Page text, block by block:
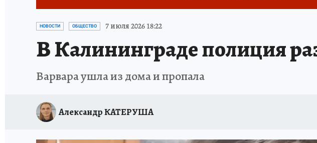
ИСПЫТАНО НА СЕБЕ
НОВОСТИ ОБЩЕСТВО 7 июля 2026 18:22
В Калининграде полиция
Варвара ушла из дома и пропала
Александр КАТЕРУША